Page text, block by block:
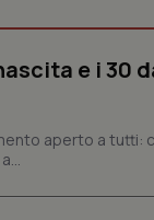
e i 30
aperto a tutti:
di base quali la
senza questi
cookie viene utilizzato